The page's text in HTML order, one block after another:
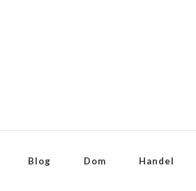
Blog Dom Handel